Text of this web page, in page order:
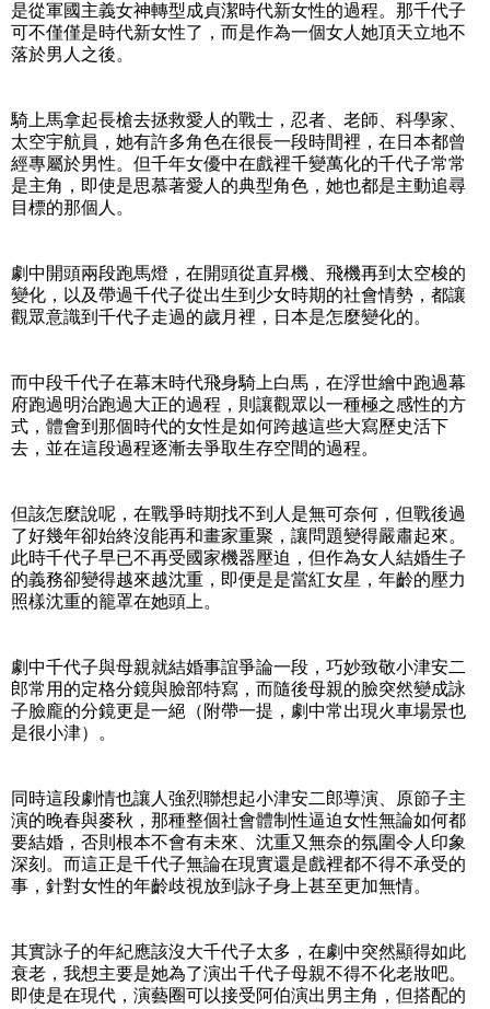
是從軍國主義女神轉型成貞潔時代新女性的過程。那千代子
可不僅僅是時代新女性了，而是作為一個女人她頂天立地不
落於男人之後。
騎上馬拿起長槍去拯救愛人的戰士，忍者、老師、科學家、
太空宇航員，她有許多角色在很長一段時間裡，在日本都曾
經專屬於男性。但千年女優中在戲裡千變萬化的千代子常常
是主角，即使是思慕著愛人的典型角色，她也都是主動追尋
目標的那個人。
劇中開頭兩段跑馬燈，在開頭從直昇機、飛機再到太空梭的
變化，以及帶過千代子從出生到少女時期的社會情勢，都讓
觀眾意識到千代子走過的歲月裡，日本是怎麼變化的。
而中段千代子在幕末時代飛身騎上白馬，在浮世繪中跑過幕
府跑過明治跑過大正的過程，則讓觀眾以一種極之感性的方
式，體會到那個時代的女性是如何跨越這些大寫歷史活下
去，並在這段過程逐漸去爭取生存空間的過程。
但該怎麼說呢，在戰爭時期找不到人是無可奈何，但戰後過
了好幾年卻始終沒能再和畫家重聚，讓問題變得嚴肅起來。
此時千代子早已不再受國家機器壓迫，但作為女人結婚生子
的義務卻變得越來越沈重，即便是是當紅女星，年齡的壓力
照樣沈重的籠罩在她頭上。
劇中千代子與母親就結婚事誼爭論一段，巧妙致敬小津安二
郎常用的定格分鏡與臉部特寫，而隨後母親的臉突然變成詠
子臉龐的分鏡更是一絕（附帶一提，劇中常出現火車場景也
是很小津）。
同時這段劇情也讓人強烈聯想起小津安二郎導演、原節子主
演的晚春與麥秋，那種整個社會體制性逼迫女性無論如何都
要結婚，否則根本不會有未來、沈重又無奈的氛圍令人印象
深刻。而這正是千代子無論在現實還是戲裡都不得不承受的
事，針對女性的年齡歧視放到詠子身上甚至更加無情。
其實詠子的年紀應該沒大千代子太多，在劇中突然顯得如此
衰老，我想主要是她為了演出千代子母親不得不化老妝吧。
即使是在現代，演藝圈可以接受阿伯演出男主角，但搭配的